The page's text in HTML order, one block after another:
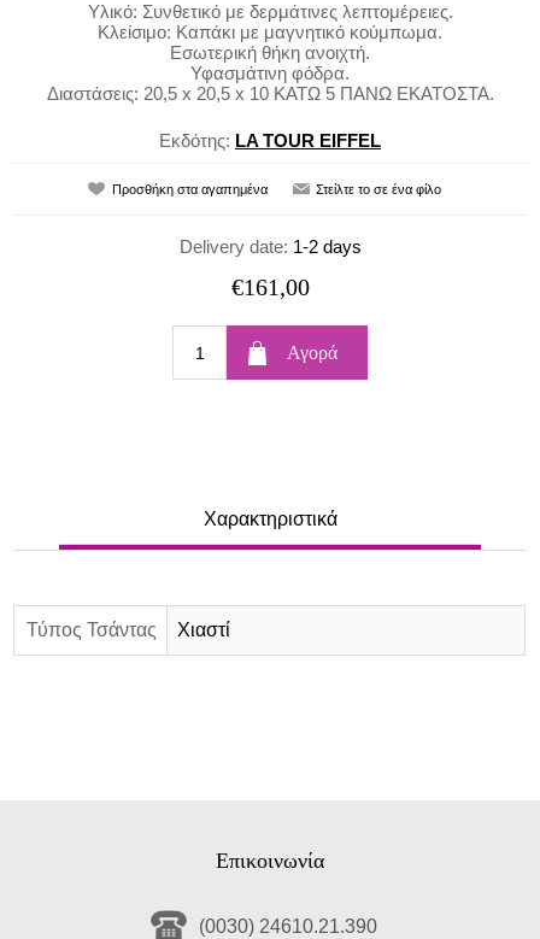
Υλικό: Συνθετικό με δερμάτινες λεπτομέρειες.
Κλείσιμο: Καπάκι με μαγνητικό κούμπωμα.
Εσωτερική θήκη ανοιχτή.
Υφασμάτινη φόδρα.
Διαστάσεις: 20,5 x 20,5 x 10 ΚΑΤΩ 5 ΠΑΝΩ ΕΚΑΤΟΣΤΑ.
Εκδότης: LA TOUR EIFFEL
Delivery date: 1-2 days
€161,00
Χαρακτηριστικά
Τύπος Τσάντας Χιαστί
Επικοινωνία
(0030) 24610.21.390